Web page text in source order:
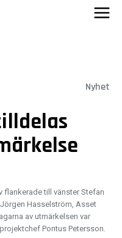
Nyhet
flankerade till vänster Stefan
Hasselström, Asset
av utmärkelsen var
Pontus Petersson.